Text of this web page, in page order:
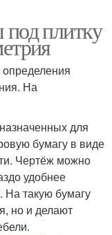
под плитку
На
для
бумагу в виде
Чертёж можно
удобнее
На такую бумагу
но и делают